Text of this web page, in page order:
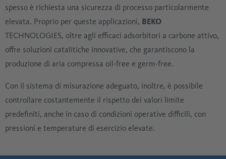
spesso è richiesta una sicurezza di processo particolarmente
elevata. Proprio per queste applicazioni, BEKO
TECHNOLOGIES, oltre agli efficaci adsorbitori a carbone attivo,
offre soluzioni catalitiche innovative, che garantiscono la
produzione di aria compressa oil-free e germ-free.
Con il sistema di misurazione adeguato, inoltre, è possibile
controllare costantemente il rispetto dei valori limite
predefiniti, anche in caso di condizioni operative difficili, con
pressioni e temperature di esercizio elevate.